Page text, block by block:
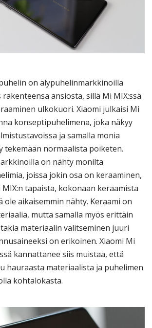
on älypuhelinmarkkinoilla
ansiosta, sillä Mi MIX:ssä
ulkokuori. Xiaomi julkaisi Mi
konseptipuhelimena, joka näkyy
ja samalla monia
tekemään normaalista poiketen.
on nähty monilta
joissa jokin osa on keraaminen,
tapaista, kokonaan keraamista
ole aikaisemmin nähty. Keraami on
mutta samalla myös erittäin
materiaalin valitseminen juuri
on erikoinen. Xiaomi Mi
kannattanee siis muistaa, että
hauraasta materiaalista ja puhelimen
kohtalokasta.